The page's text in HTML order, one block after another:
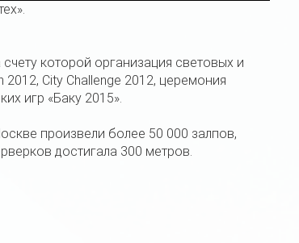
которой организация световых и
2012, City Challenge 2012, церемония
игр «Баку 2015».
произвели более 50 000 залпов,
достигала 300 метров.